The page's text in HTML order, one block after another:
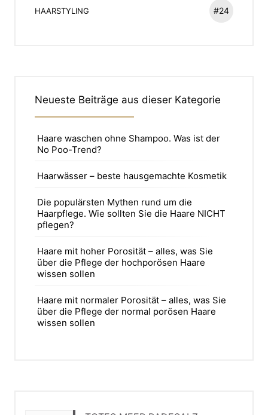
HAARSTYLING #24
Neueste Beiträge aus dieser Kategorie
Haare waschen ohne Shampoo. Was ist der
No Poo-Trend?
Haarwässer – beste hausgemachte Kosmetik
Die populärsten Mythen rund um die
Haarpflege. Wie sollten Sie die Haare NICHT
pflegen?
Haare mit hoher Porosität – alles, was Sie
über die Pflege der hochporösen Haare
wissen sollen
Haare mit normaler Porosität – alles, was Sie
über die Pflege der normal porösen Haare
wissen sollen